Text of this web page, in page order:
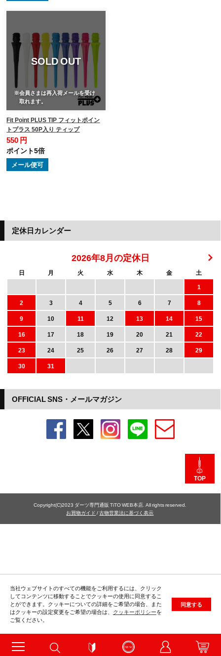
SOLD OUT
※会員さまは再入荷メールを受け
取れます。
Fit Point PLUS TIP フィットポイン
トプラス 50P入り ティップ
550 円
ポイント5倍
メール便可
当社ウェブサイトのすべての機能をご利用するには、クリック
してコンテンツに移動することでクッキーの使用に同意するこ
とができます。クッキーについての詳細をご希望の場合、また
はクッキーの設定変更をご希望の場合は、 クッキーポリシーを
ご覧ください。
同意する
OFFICIAL SNS・メールマガジン
定休日カレンダー
2026年8月の定休日
日 月 火 水 木 金
土
1
2
3 4 5 6 7
8
9
10 11 12 13 14
15
16
17 18 19 20 21
22
23
24 25 26 27 28
29
30
31
TOP
Copyright(C)2023 ダーツ専門通販 TiTO WEB本店. All rights reserved.
お買物ガイド /古物営業法に基づく表示